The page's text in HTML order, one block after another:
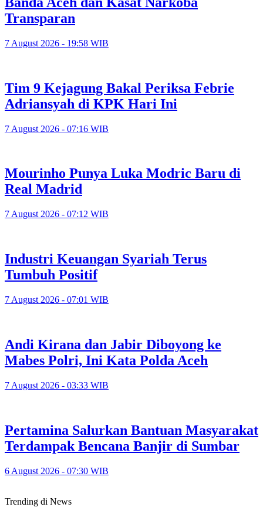
Transparan
7 August 2026 - 19:58 WIB
Tim 9 Kejagung Bakal Periksa Febrie
Adriansyah di KPK Hari Ini
7 August 2026 - 07:16 WIB
Mourinho Punya Luka Modric Baru di
Real Madrid
7 August 2026 - 07:12 WIB
Industri Keuangan Syariah Terus
Tumbuh Positif
7 August 2026 - 07:01 WIB
Andi Kirana dan Jabir Diboyong ke
Mabes Polri, Ini Kata Polda Aceh
7 August 2026 - 03:33 WIB
Pertamina Salurkan Bantuan Masyarakat
Terdampak Bencana Banjir di Sumbar
6 August 2026 - 07:30 WIB
Trending di News